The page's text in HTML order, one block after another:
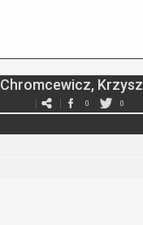
Chromcewicz,
0 0